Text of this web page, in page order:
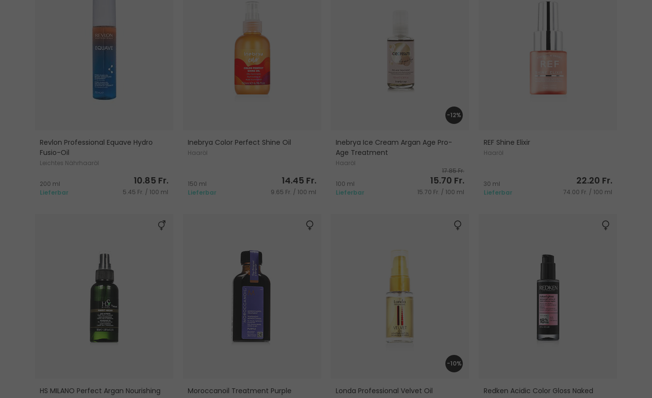
Revlon Professional Equave Hydro
Fusio-Oil
Leichtes Nährhaaröl
200 ml
Lieferbar
10.85 Fr.
5.45 Fr. / 100 ml
Inebrya Color Perfect Shine Oil
Haaröl
150 ml
Lieferbar
14.45 Fr.
9.65 Fr. / 100 ml
-12%
Inebrya Ice Cream Argan Age Pro-
Age Treatment
Haaröl
100 ml
Lieferbar
17.85 Fr.
15.70 Fr.
15.70 Fr. / 100 ml
REF Shine Elixir
Haaröl
30 ml
Lieferbar
22.20 Fr.
74.00 Fr. / 100 ml
HS MILANO Perfect Argan Nourishing
Moroccanoil Treatment Purple
-10%
Londa Professional Velvet Oil
Redken Acidic Color Gloss Naked